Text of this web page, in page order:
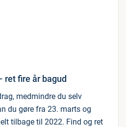
ret fire år bagud
medmindre du selv
du gøre fra 23. marts og
tilbage til 2022. Find og ret